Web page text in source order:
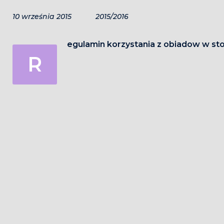
10 września 2015 2015/2016
R
egulamin korzystania z obiadow w